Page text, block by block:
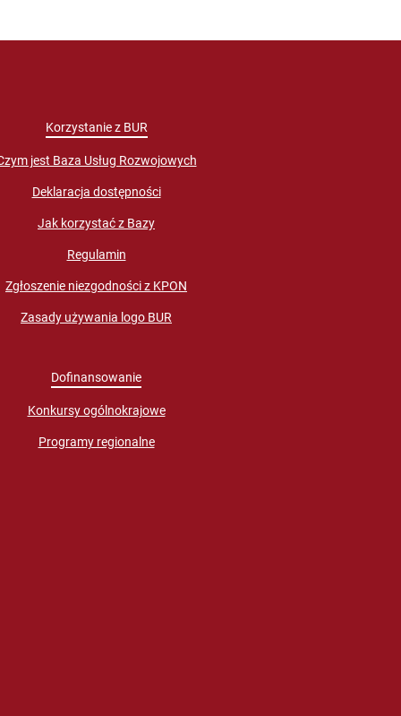
Korzystanie z BUR
jest Baza Usług Rozwojowych
Deklaracja dostępności
Jak korzystać z Bazy
Regulamin
Zgłoszenie niezgodności z KPON
Zasady używania logo BUR
Dofinansowanie
Konkursy ogólnokrajowe
Programy regionalne